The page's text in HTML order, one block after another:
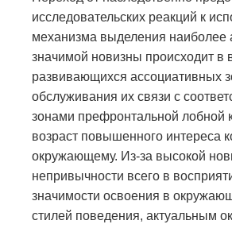
исследовательских реакций к
механизма выделения наиболее
значимой новизны происходит в
развивающихся ассоциативных
обслуживания их связи с
зонами префронтальной лобной
возраст повышенного интереса
окружающему. Из-за высокой
непривычности всего в
значимости освоения в
стилей поведения, актуальным